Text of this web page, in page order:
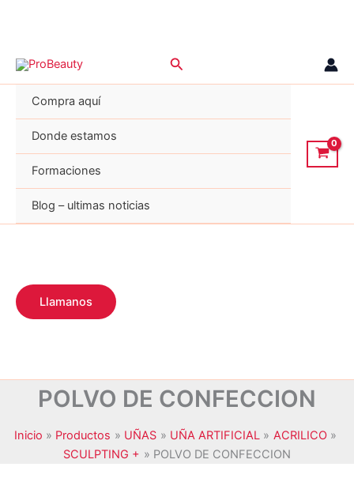
Buscar
Compra aquí
Donde estamos
Formaciones
Blog – ultimas noticias
Llamanos
POLVO DE CONFECCION
Inicio Productos UÑAS UÑA ARTIFICIAL
ACRILICO
SCULPTING +
POLVO DE CONFECCION